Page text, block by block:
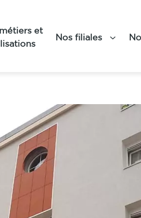
et
Nos filiales